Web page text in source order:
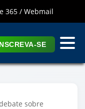
365 / Webmail
SE
sobre